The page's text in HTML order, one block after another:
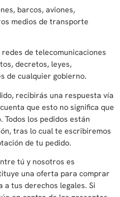
barcos, aviones,
medios de transporte
de telecomunicaciones
decretos, leyes,
de cualquier gobierno.
recibirás una respuesta vía
que esto no significa que
Todos los pedidos están
tras lo cual te escribiremos
de tu pedido.
tú y nosotros es
una oferta para comprar
a tus derechos legales. Si